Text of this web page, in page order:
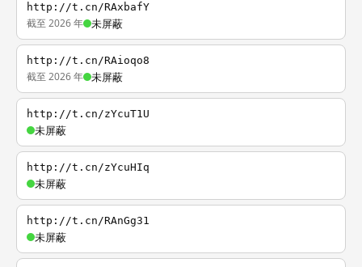
http://t.cn/RAxbafY
截至 2026 年 未屏蔽
http://t.cn/RAioqo8
截至 2026 年 未屏蔽
http://t.cn/zYcuT1U
未屏蔽
http://t.cn/zYcuHIq
未屏蔽
http://t.cn/RAnGg31
未屏蔽